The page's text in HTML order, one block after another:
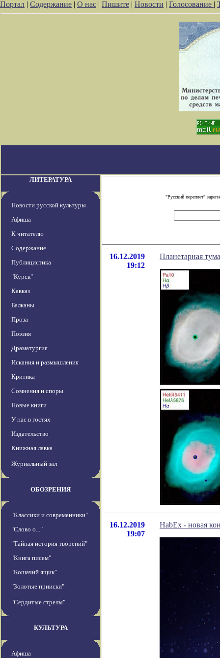
Портал | Содержание | О нас | Пишите | Новости | Голосование |
ЛИТЕРАТУРА
Новости русской культуры
Афиша
К читателю
Содержание
Публицистика
"Курск"
Кавказ
Балканы
Проза
Поэзия
Драматургия
Искания и размышления
Критика
Сомнения и споры
Новые книги
У нас в гостях
Издательство
Книжная лавка
Журнальный зал
ОБОЗРЕНИЯ
"Классики и современники"
"Слово о..."
"Тайная история творений"
"Книга писем"
"Кошачий ящик"
"Золотые прииски"
"Сердитые стрелы"
КУЛЬТУРА
Афиша
"Русский переплет"
16.12.2019
19:12
Планетарная
16.12.2019
19:07
HabEx - новая